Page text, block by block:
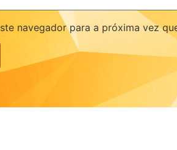
navegador para a próxima vez